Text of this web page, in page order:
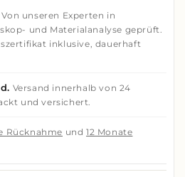
Von unseren Experten in
und Materialanalyse geprüft.
inklusive, dauerhaft
Versand innerhalb von 24
und versichert.
Rücknahme und12 Monate